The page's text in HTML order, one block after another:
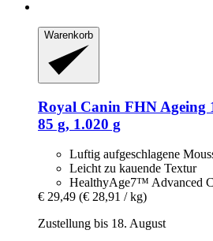
Warenkorb
Royal Canin FHN Ageing
85 g, 1.020 g
Luftig aufgeschlagene
Leicht zu kauende Textur
HealthyAge7™ Advanced
€ 29,49 (€ 28,91 / kg)
Zustellung bis 18. August